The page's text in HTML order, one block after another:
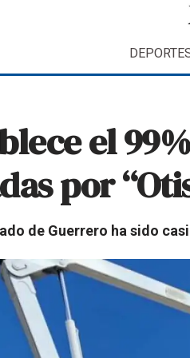
el
por
de Guerrero ha sido